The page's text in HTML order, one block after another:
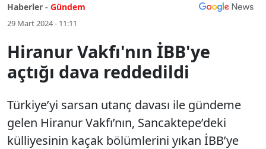
Haberler - Gündem
29 Mart 2024 - 11:11
Hiranur Vakfı'nın İBB'ye
açtığı dava reddedildi
Türkiye’yi sarsan utanç davası ile gündeme
gelen Hiranur Vakfı’nın, Sancaktepe’deki
külliyesinin kaçak bölümlerini yıkan İBB’ye